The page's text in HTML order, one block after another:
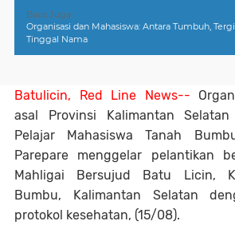
Baca Juga :
Organisasi dan Mahasiswa: Antara Tumbuh,
Tinggal Nama
Batulicin, Red Line News--
asal Provinsi Kalimantan
Pelajar Mahasiswa Tanah
Parepare menggelar pelantikan
Mahligai Bersujud Batu Licin,
Bumbu, Kalimantan Selatan
protokol kesehatan, (15/08).